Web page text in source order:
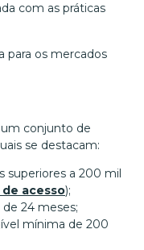
com as práticas
para os mercados
conjunto de
se destacam:
superiores a 200 mil
acesso);
24 meses;
mínima de 200